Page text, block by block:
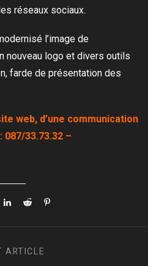
réseaux sociaux.
l’image de
nouveau logo et divers outils
farde de présentation des
web, d’une communication
087/33.73.32 –
ARTICLE